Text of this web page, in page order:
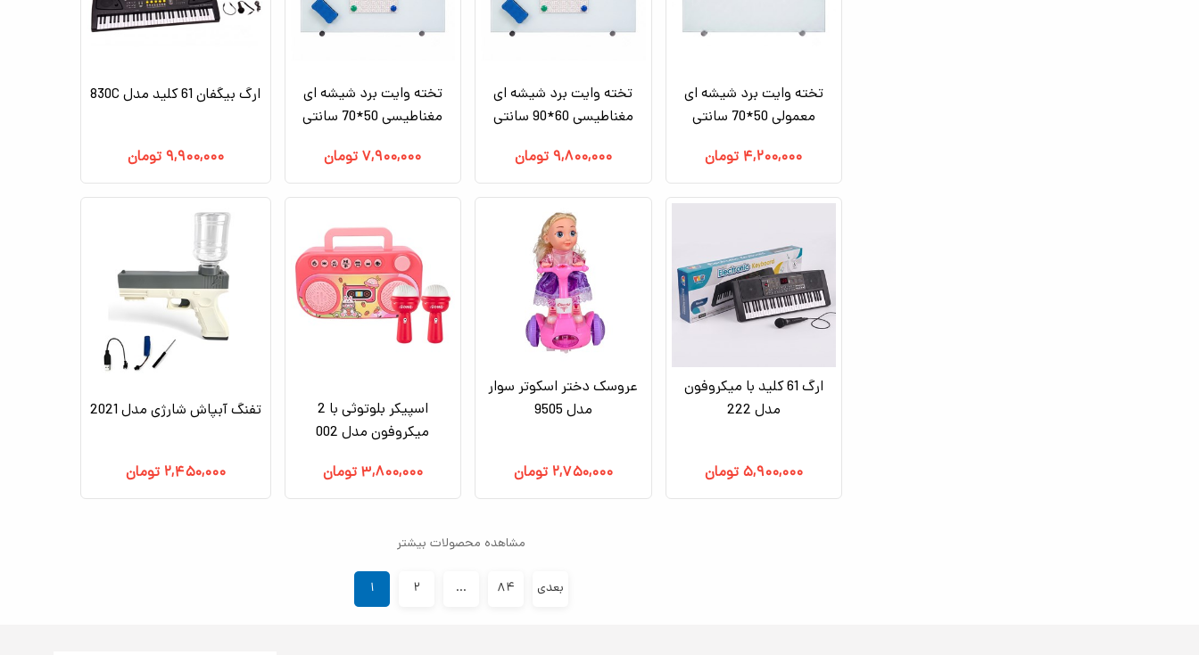
تخته وایت برد شیشه ای
معمولی 50*70 سانتی
۴,۲۰۰,۰۰۰ تومان
تخته وایت برد شیشه ای
مغناطیسی 60*90 سانتی
۹,۸۰۰,۰۰۰ تومان
تخته وایت برد شیشه ای
مغناطیسی 50*70 سانتی
۷,۹۰۰,۰۰۰تومان
ارگ بیگفان 61 کلید مدل 830C
۹,۹۰۰,۰۰۰ تومان
ارگ 61 کلید با میکروفون
مدل 222
۵,۹۰۰,۰۰۰ تومان
عروسک دختر اسکوتر سوار
مدل 9505
۲,۷۵۰,۰۰۰ تومان
اسپیکر بلوتوثی با 2
میکروفون مدل 002
۳,۸۰۰,۰۰۰ تومان
تفنگ آبپاش شارژی مدل 2021
۲,۴۵۰,۰۰۰ تومان
مشاهده محصولات بیشتر
۱ ۲ ... ۸۴ بعدی